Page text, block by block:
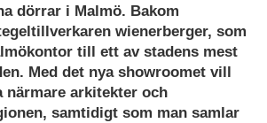
dörrar i Malmö. Bakom
wienerberger, som
till ett av stadens mest
Med det nya showroomet vill
närmare arkitekter och
samtidigt som man samlar